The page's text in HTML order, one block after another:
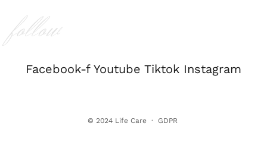
follow
Facebook-f Youtube Tiktok Instagram
© 2024 Life Care· GDPR